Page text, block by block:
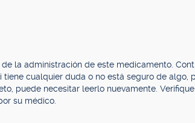
la administración de este medicamento.
cualquier duda o no está seguro de algo,
puede necesitar leerlo nuevamente.
su médico.